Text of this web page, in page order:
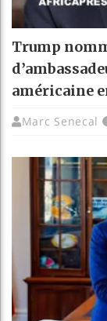
Trump
américaine
Marc Senecal